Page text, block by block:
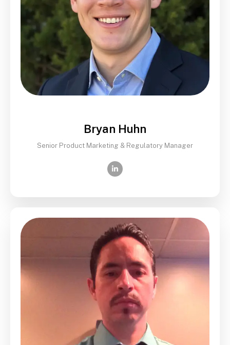
Bryan Huhn
Senior Product Marketing & Regulatory Manager